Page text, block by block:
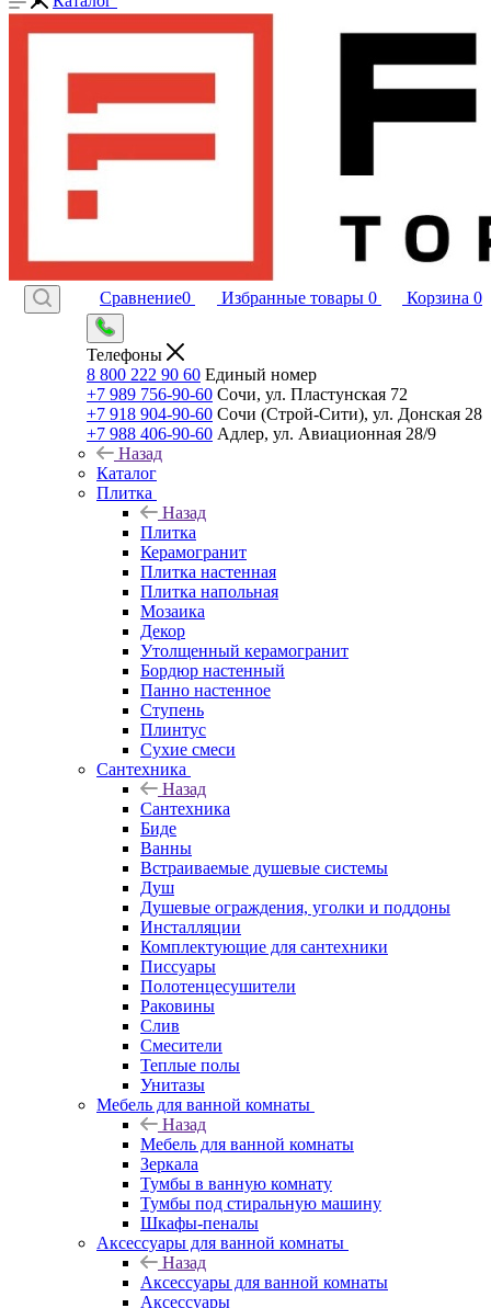
Сравнение0 Избранные товары 0 Корзина 0
Телефоны
8 800 222 90 60 Единый номер
+7 989 756-90-60 Сочи, ул. Пластунская 72
+7 918 904-90-60 Сочи (Строй-Сити), ул. Донская 28
+7 988 406-90-60 Адлер, ул. Авиационная 28/9
Назад
Каталог
Плитка
Назад
Плитка
Керамогранит
Плитка настенная
Плитка напольная
Мозаика
Декор
Утолщенный керамогранит
Бордюр настенный
Панно настенное
Ступень
Плинтус
Сухие смеси
Сантехника
Назад
Сантехника
Биде
Ванны
Встраиваемые душевые системы
Душ
Душевые ограждения, уголки и поддоны
Инсталляции
Комплектующие для сантехники
Писсуары
Полотенцесушители
Раковины
Слив
Смесители
Теплые полы
Унитазы
Мебель для ванной комнаты
Назад
Мебель для ванной комнаты
Зеркала
Тумбы в ванную комнату
Тумбы под стиральную машину
Шкафы-пеналы
Аксессуары для ванной комнаты
Назад
Аксессуары для ванной комнаты
Аксессуары